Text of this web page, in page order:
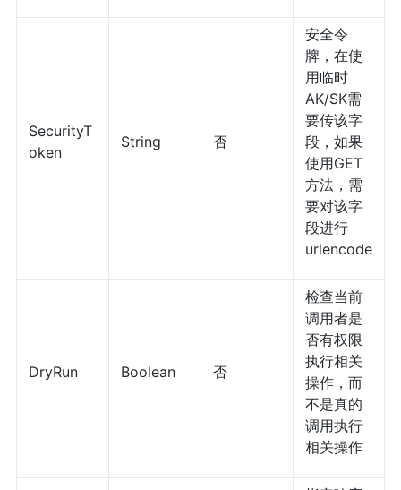
SecurityT
oken
String 否
安全令
牌，在使
用临时
AK/SK需
要传该字
段，如果
使用GET
方法，需
要对该字
段进行
urlencode
DryRun Boolean 否
检查当前
调用者是
否有权限
执行相关
操作，而
不是真的
调用执行
相关操作